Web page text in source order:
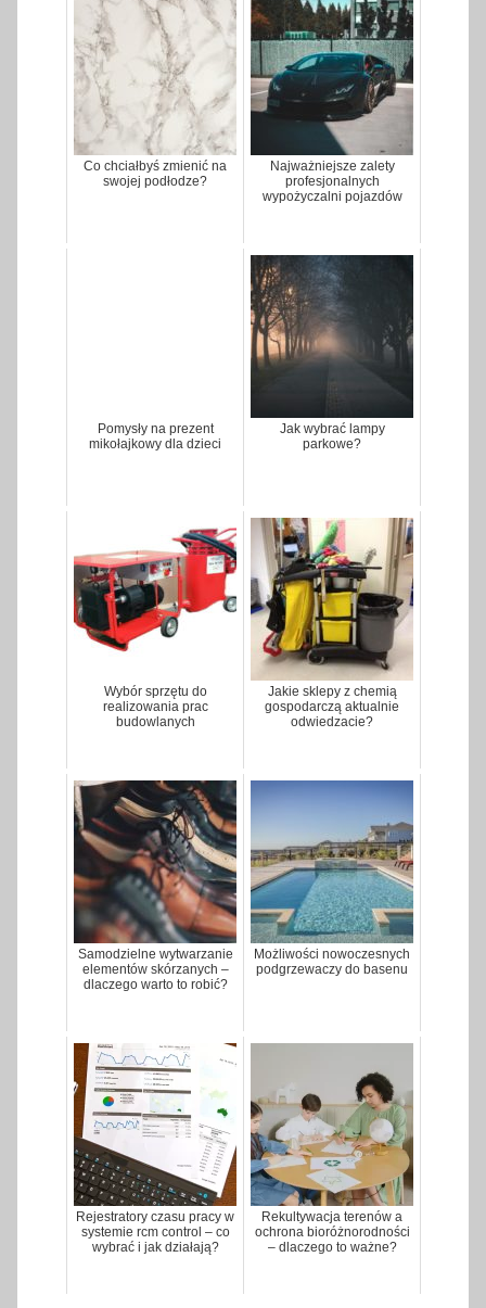
Co chciałbyś zmienić na
swojej podłodze?
Najważniejsze zalety
profesjonalnych
wypożyczalni pojazdów
Pomysły na prezent
mikołajkowy dla dzieci
Jak wybrać lampy
parkowe?
Wybór sprzętu do
realizowania prac
budowlanych
Jakie sklepy z chemią
gospodarczą aktualnie
odwiedzacie?
Samodzielne wytwarzanie
elementów skórzanych –
dlaczego warto to robić?
Możliwości nowoczesnych
podgrzewaczy do basenu
Rejestratory czasu pracy w
systemie rcm control – co
wybrać i jak działają?
Rekultywacja terenów a
ochrona bioróżnorodności
– dlaczego to ważne?